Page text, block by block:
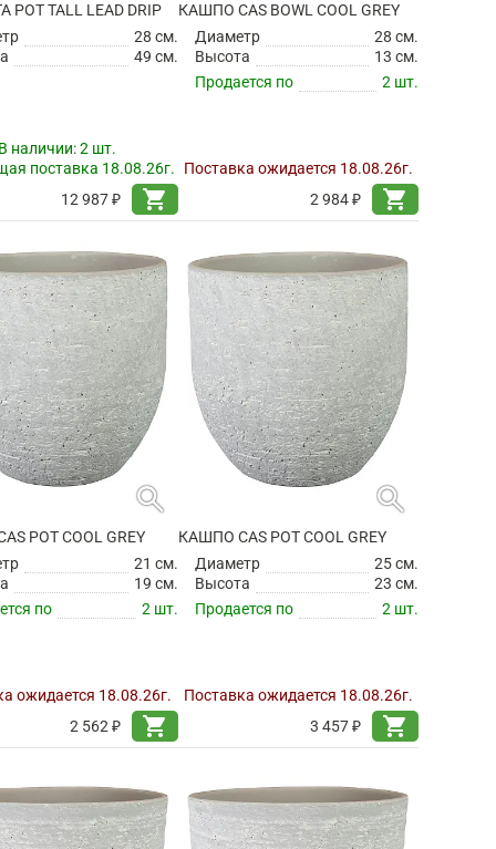
POT TALL LEAD DRIP
28 см.
49 см.
наличии:2 шт.
поставка 18.08.26г.
12 987 ₽
shopping_cart
КАШПО CAS BOWL COOL GREY
Диаметр
28 см.
Высота
13 см.
Продается по
2 шт.
Поставка ожидается 18.08.26г.
2 984 ₽
shopping_cart
search
POT COOL GREY
21 см.
19 см.
по
2 шт.
ожидается 18.08.26г.
2 562 ₽
shopping_cart
search
КАШПО CAS POT COOL GREY
Диаметр
25 см.
Высота
23 см.
Продается по
2 шт.
Поставка ожидается 18.08.26г.
3 457 ₽
shopping_cart